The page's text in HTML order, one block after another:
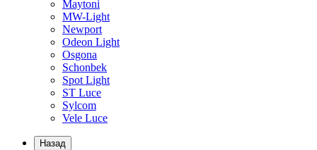
Maytoni
MW-Light
Newport
Odeon Light
Osgona
Schonbek
Spot Light
ST Luce
Sylcom
Vele Luce
Назад